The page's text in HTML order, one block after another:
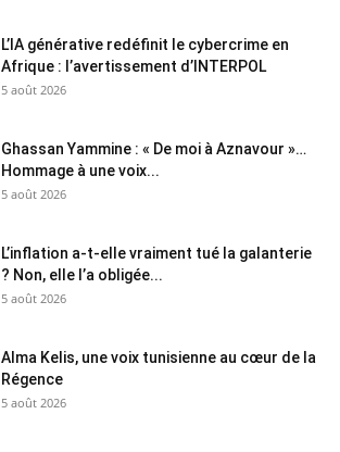
L’IA générative redéfinit le cybercrime en
Afrique : l’avertissement d’INTERPOL
5 août 2026
Ghassan Yammine : « De moi à Aznavour »…
Hommage à une voix...
5 août 2026
L’inflation a-t-elle vraiment tué la galanterie
? Non, elle l’a obligée...
5 août 2026
Alma Kelis, une voix tunisienne au cœur de la
Régence
5 août 2026